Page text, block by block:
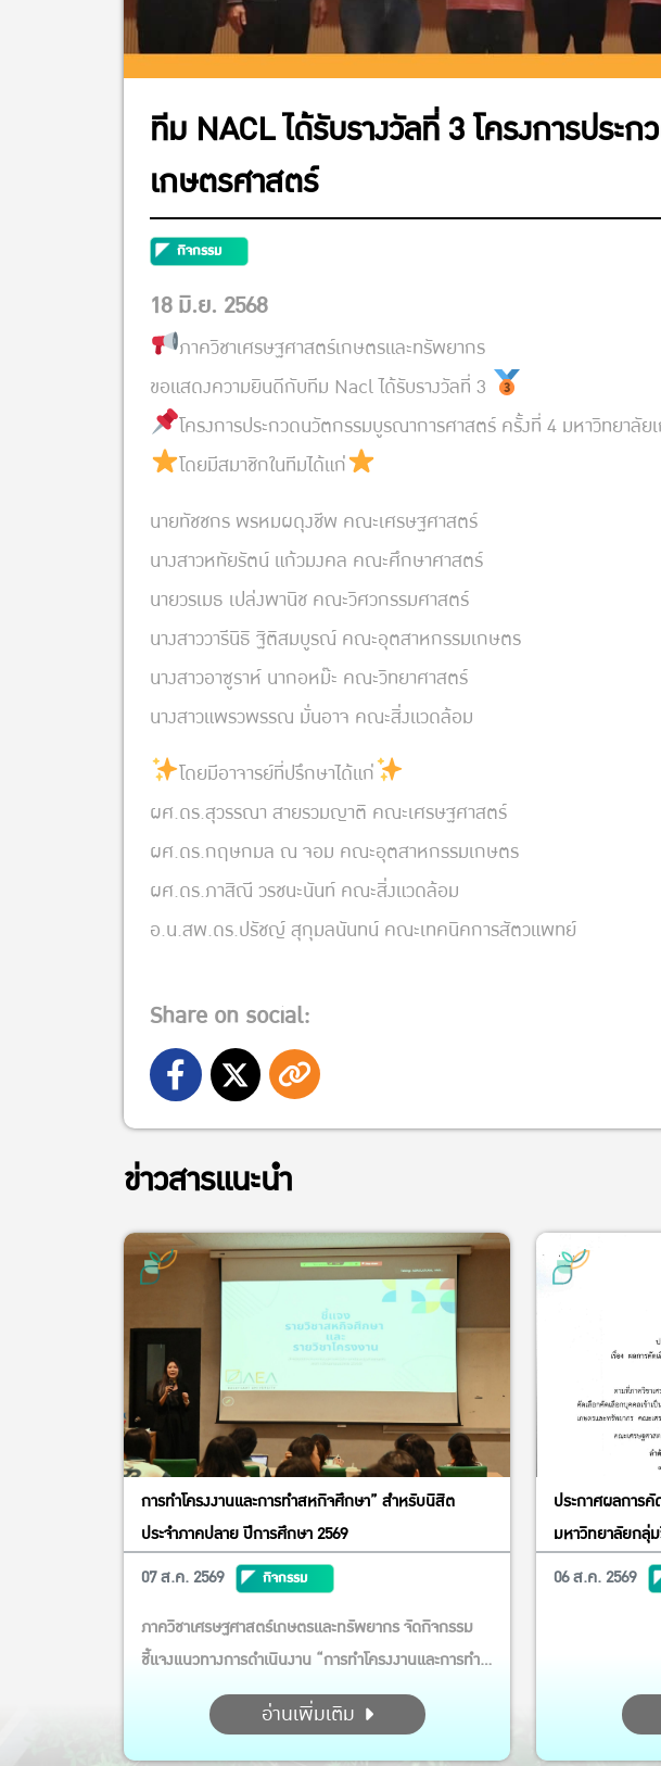
ทีม NACL ได้รับรางวัลที่ 3 โครงการปร
เกษตรศาสตร์
กิจกรรม
18 มิ.ย. 2568
ภาควิชาเศรษฐศาสตร์เกษตรและทรัพยากร
ขอแสดงความยินดีกับทีม Nacl ได้รับรางวัลที่ 3
โครงการประกวดนวัตกรรมบูรณาการศาสตร์ ครั้งที่ 4 มหาวิทยาลั
โดยมีสมาชิกในทีมได้แก่
นายทัชชกร พรหมผดุงชีพ คณะเศรษฐศาสตร์
นางสาวหทัยรัตน์ แก้วมงคล คณะศึกษาศาสตร์
นายวรเมธ เปล่งพานิช คณะวิศวกรรมศาสตร์
นางสาววารีนิธิ ฐิติสมบูรณ์ คณะอุตสาหกรรมเกษตร
นางสาวอาซูราห์ นากอหม๊ะ คณะวิทยาศาสตร์
นางสาวแพรวพรรณ มั่นอาจ คณะสิ่งแวดล้อม
โดยมีอาจารย์ที่ปรึกษาได้แก่
ผศ.ดร.สุวรรณา สายรวมญาติ คณะเศรษฐศาสตร์
ผศ.ดร.กฤษกมล ณ จอม คณะอุตสาหกรรมเกษตร
ผศ.ดร.ภาสิณี วรชนะนันท์ คณะสิ่งแวดล้อม
อ.น.สพ.ดร.ปรัชญ์ สุกุมลนันทน์ คณะเทคนิคการสัตวแพทย์
Share on social:
ข่าวสารแนะนำ
การทำโครงงานและการทำสหกิจศึกษา” สำหรับนิสิต
ประจำภาคปลาย ปีการศึกษา 2569
07 ส.ค. 2569
กิจกรรม
ภาควิชาเศรษฐศาสตร์เกษตรและทรัพยากร จัดกิจกรรม
ชี้แจงแนวทางการดำเนินงาน “การทำโครงงานและการทำ
สหกิจศึกษา” สำหรับนิสิต ประจำภาคปลาย ปีการศึกษา
2569 กิจกรรมในครั้งนี้ได้รับเกียรติจาก รศ.ดร.รวิสสาข์
สุชาโต และ ผศ.ดร.นภสม สินเพิ่มสุขสกุล เป็นวิทยากร
อ่านเพิ่มเติม
ประกาศผลการ
มหาวิทยาลัยกลุ่
06 ส.ค. 2569